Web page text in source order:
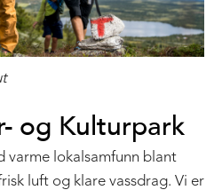
og Kulturpark
varme lokalsamfunn blant
luft og klare vassdrag. Vi er